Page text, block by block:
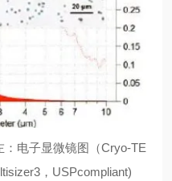
电子显微镜图（Cryo-TE
，USPcompliant)